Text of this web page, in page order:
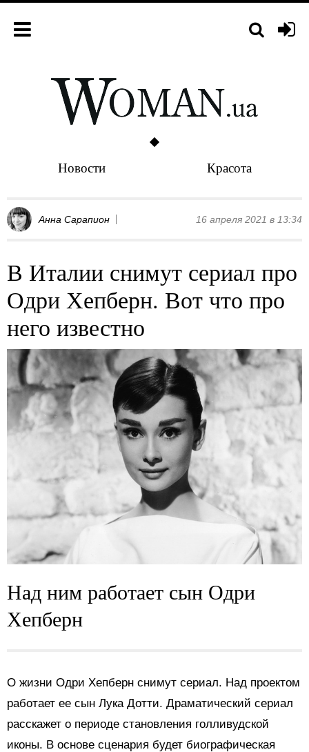
Новости Красота
Анна Сарапион 16 апреля 2021 в 13:34
В Италии снимут сериал про
Одри Хепберн. Вот что про
него известно
Над ним работает сын Одри
Хепберн
О жизни Одри Хепберн снимут сериал. Над проектом
работает ее сын Лука Дотти. Драматический сериал
расскажет о периоде становления голливудской
иконы. В основе сценария будет биографическая